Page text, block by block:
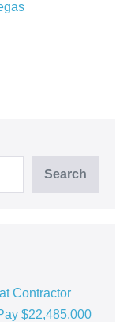
Search
Contractor
$22,485,000